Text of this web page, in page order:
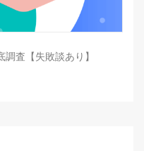
査【失敗談あり】